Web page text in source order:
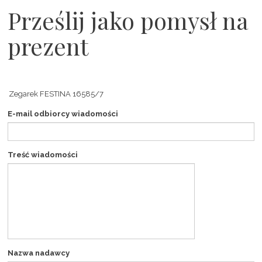
Prześlij jako pomysł na
prezent
E-mail odbiorcy wiadomości
Treść wiadomości
Nazwa nadawcy